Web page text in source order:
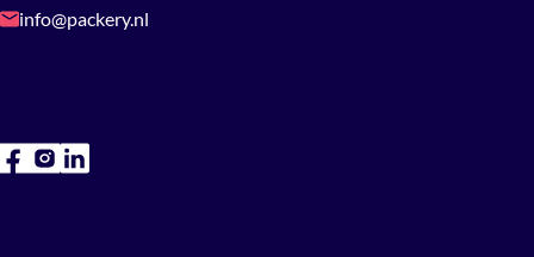
info@packery.nl